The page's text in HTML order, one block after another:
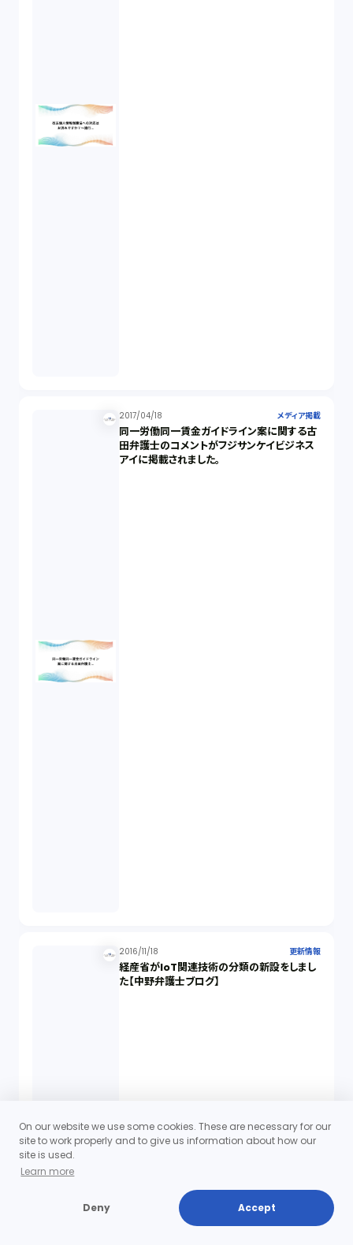
2017/04/18 メディア掲載
同一労働同一賃金ガイドライン案に関する古
田弁護士のコメントがフジサンケイビジネス
アイに掲載されました。
2016/11/18 更新情報
経産省がIoT関連技術の分類の新設をしまし
た【中野弁護士ブログ】
On our website we use some cookies. These are necessary for our
site to work properly and to give us information about how our
site is used.
Learn more
Deny Accept